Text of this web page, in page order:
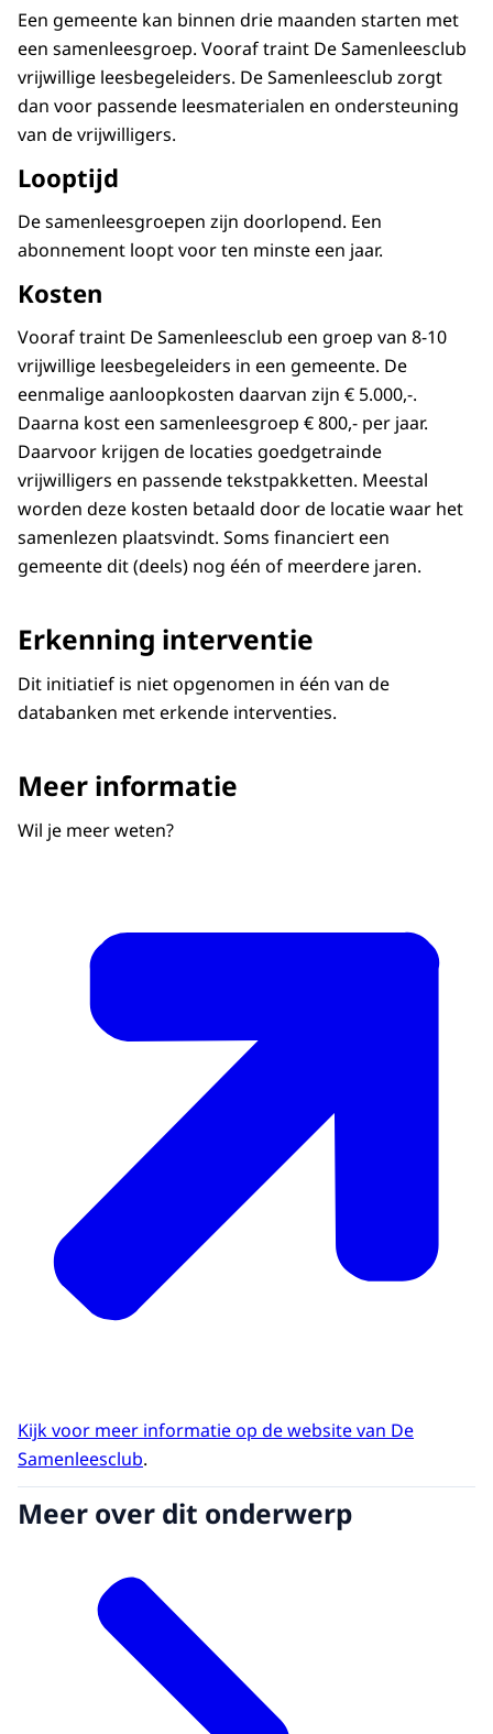
Een gemeente kan binnen drie maanden starten met
een samenleesgroep. Vooraf traint De Samenleesclub
vrijwillige leesbegeleiders. De Samenleesclub zorgt
dan voor passende leesmaterialen en ondersteuning
van de vrijwilligers.
Looptijd
De samenleesgroepen zijn doorlopend. Een
abonnement loopt voor ten minste een jaar.
Kosten
Vooraf traint De Samenleesclub een groep van 8-10
vrijwillige leesbegeleiders in een gemeente. De
eenmalige aanloopkosten daarvan zijn € 5.000,-.
Daarna kost een samenleesgroep € 800,- per jaar.
Daarvoor krijgen de locaties goedgetrainde
vrijwilligers en passende tekstpakketten. Meestal
worden deze kosten betaald door de locatie waar het
samenlezen plaatsvindt. Soms financiert een
gemeente dit (deels) nog één of meerdere jaren.
Erkenning interventie
Dit initiatief is niet opgenomen in één van de
databanken met erkende interventies.
Meer informatie
Wil je meer weten?
Kijk voor meer informatie op de website van De
Samenleesclub.
Meer over dit onderwerp